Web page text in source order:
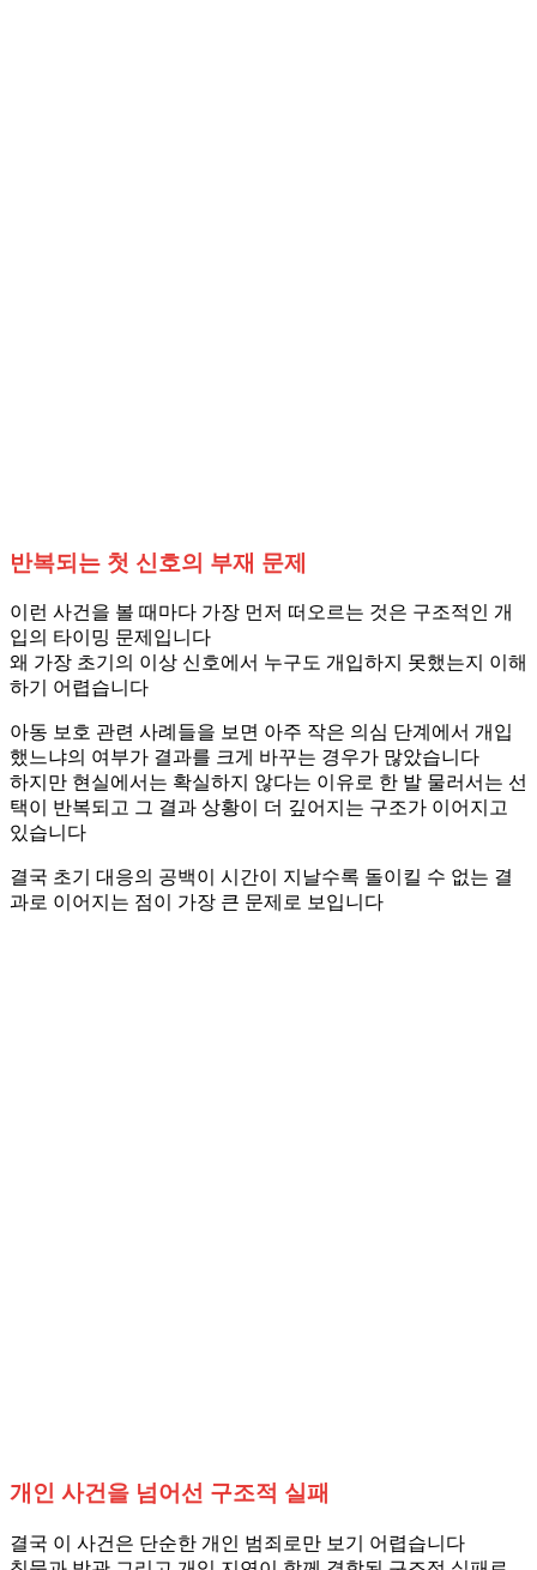
반복되는 첫 신호의 부재 문제
이런 사건을 볼 때마다 가장 먼저 떠오르는 것은 구조적인 개
입의 타이밍 문제입니다
왜 가장 초기의 이상 신호에서 누구도 개입하지 못했는지 이해
하기 어렵습니다
아동 보호 관련 사례들을 보면 아주 작은 의심 단계에서 개입
했느냐의 여부가 결과를 크게 바꾸는 경우가 많았습니다
하지만 현실에서는 확실하지 않다는 이유로 한 발 물러서는 선
택이 반복되고 그 결과 상황이 더 깊어지는 구조가 이어지고
있습니다
결국 초기 대응의 공백이 시간이 지날수록 돌이킬 수 없는 결
과로 이어지는 점이 가장 큰 문제로 보입니다
개인 사건을 넘어선 구조적 실패
결국 이 사건은 단순한 개인 범죄로만 보기 어렵습니다